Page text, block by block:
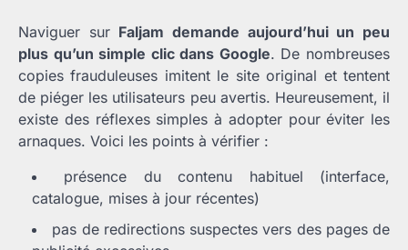
Naviguer sur Faljam demande aujourd’hui un peu
plus qu’un simple clic dans Google. De nombreuses
copies frauduleuses imitent le site original et tentent
de piéger les utilisateurs peu avertis. Heureusement, il
existe des réflexes simples à adopter pour éviter les
arnaques. Voici les points à vérifier :
présence du contenu habituel (interface,
catalogue, mises à jour récentes)
pas de redirections suspectes vers des pages de